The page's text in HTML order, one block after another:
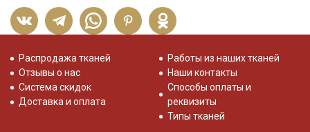
Распродажа тканей
Отзывы о нас
Система скидок
Доставка и оплата
Работы из наших тканей
Наши контакты
Способы оплаты и
реквизиты
Типы тканей